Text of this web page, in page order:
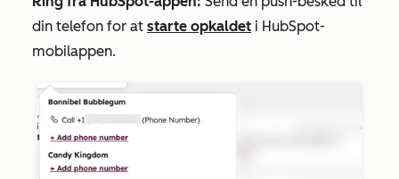
din telefon for at starte opkaldet i HubSpot-
mobilappen.